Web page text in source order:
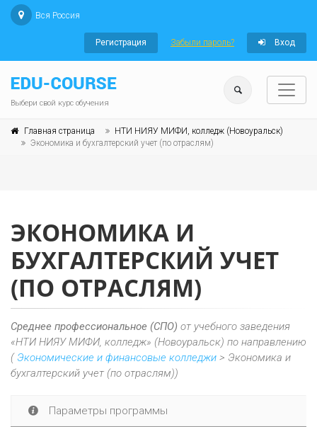
Вся Россия
Регистрация Забыли пароль? Вход
Выбери свой курс обучения
Главная страница
НТИ НИЯУ МИФИ, колледж (Новоуральск)
Экономика и бухгалтерский учет (по отраслям)
ЭКОНОМИКА И
БУХГАЛТЕРСКИЙ УЧЕТ
(ПО ОТРАСЛЯМ)
Среднее профессиональное (СПО) от учебного заведения
«НТИ НИЯУ МИФИ, колледж» (Новоуральск) по направлению
( Экономические и финансовые колледжи > Экономика и
бухгалтерский учет (по отраслям))
Параметры программы